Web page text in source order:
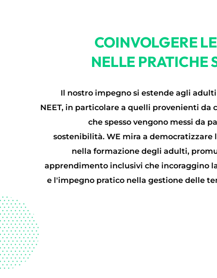
COINVOLGERE
NELLE PRATICHE
Il nostro impegno si estende agli
NEET, in particolare a quelli provenienti da
che spesso vengono messi da
sostenibilità. WE mira a democratizzare
nella formazione degli adulti,
apprendimento inclusivi che incoraggino
e l'impegno pratico nella gestione delle